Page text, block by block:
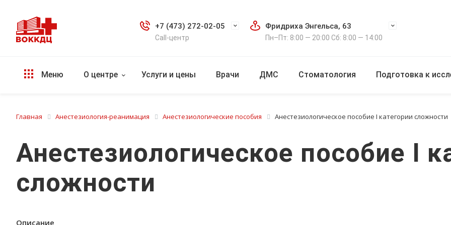
+7 (473) 272-02-05
Call-центр
Фридриха Энгельса, 63
Пн–Пт: 8:00 — 20:00 Сб: 8:00 — 14:00
Меню О центре Услуги и цены Врачи ДМС Стоматология Подготовка к
Главная Анестезиология-реанимация Анестезиологические пособия Анестезиологическое пособие I категории сложности
Анестезиологическое пособие I
сложности
Описание